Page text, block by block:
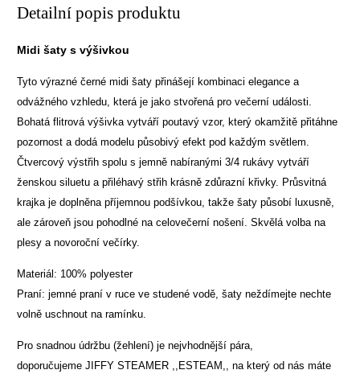
Detailní popis produktu
Midi šaty s výšivkou
Tyto výrazné černé midi šaty přinášejí kombinaci elegance a
odvážného vzhledu, která je jako stvořená pro večerní události.
Bohatá flitrová výšivka vytváří poutavý vzor, který okamžitě přitáhne
pozornost a dodá modelu působivý efekt pod každým světlem.
Čtvercový výstřih spolu s jemně nabíranými 3/4 rukávy vytváří
ženskou siluetu a přiléhavý střih krásně zdůrazní křivky. Průsvitná
krajka je doplněna příjemnou podšívkou, takže šaty působí luxusně,
ale zároveň jsou pohodlné na celovečerní nošení. Skvělá volba na
plesy a novoroční večírky.
Materiál: 100% polyester
Praní: jemné praní v ruce ve studené vodě, šaty neždímejte nechte
volně uschnout na ramínku.
Pro snadnou údržbu (žehlení) je nejvhodnější pára,
doporučujemeJIFFY STEAMER ,,ESTEAM,, na který od nás máte